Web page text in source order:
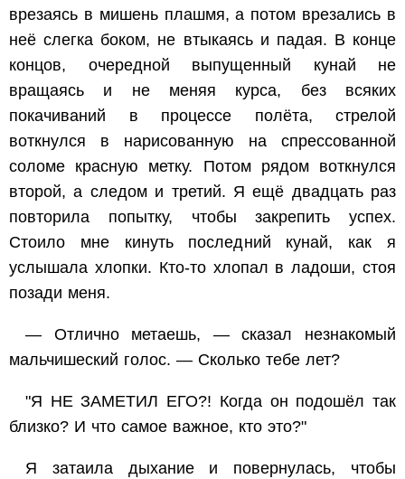
врезаясь в мишень плашмя, а потом врезались в
неё слегка боком, не втыкаясь и падая. В конце
концов, очередной выпущенный кунай не
вращаясь и не меняя курса, без всяких
покачиваний в процессе полёта, стрелой
воткнулся в нарисованную на спрессованной
соломе красную метку. Потом рядом воткнулся
второй, а следом и третий. Я ещё двадцать раз
повторила попытку, чтобы закрепить успех.
Стоило мне кинуть последний кунай, как я
услышала хлопки. Кто-то хлопал в ладоши, стоя
позади меня.
— Отлично метаешь, — сказал незнакомый
мальчишеский голос. — Сколько тебе лет?
"Я НЕ ЗАМЕТИЛ ЕГО?! Когда он подошёл так
близко? И что самое важное, кто это?"
Я затаила дыхание и повернулась, чтобы